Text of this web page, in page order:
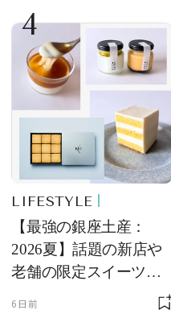
4
LIFESTYLE
【最強の銀座土産：
2026夏】話題の新店や
老舗の限定スイーツを
ゲット【＃SPURおやつ
6日前